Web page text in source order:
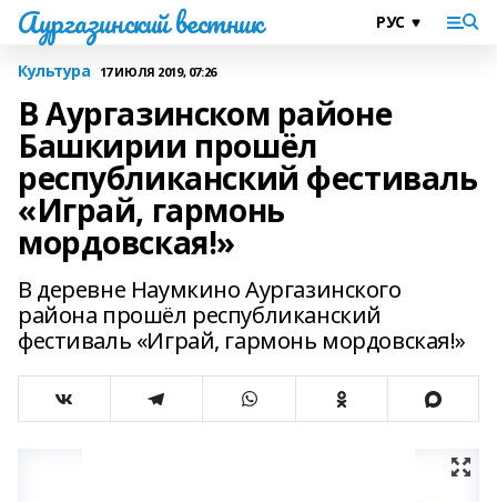
Аургазинский вестник
Культура 17 ИЮЛЯ 2019, 07:26
В Аургазинском районе
Башкирии прошёл
республиканский фестиваль
«Играй, гармонь
мордовская!»
В деревне Наумкино Аургазинского
района прошёл республиканский
фестиваль «Играй, гармонь мордовская!»